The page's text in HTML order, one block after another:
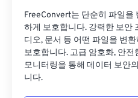
FreeConvert는 단순히 파일을
하게 보호합니다. 강력한 보안
디오, 문서 등 어떤 파일을 변
보호합니다. 고급 암호화, 안
모니터링을 통해 데이터 보안
니다.